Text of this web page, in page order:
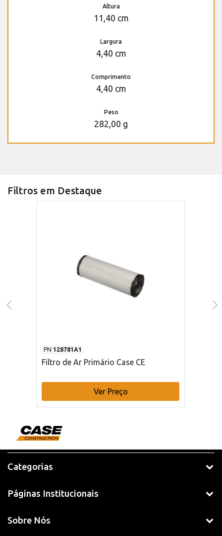
Altura
11,40 cm
Largura
4,40 cm
Comprimento
4,40 cm
Peso
282,00 g
Filtros em Destaque
PN 128781A1
Filtro de Ar Primário Case CE
Ver Preço
Categorias
Páginas Institucionais
Sobre Nós